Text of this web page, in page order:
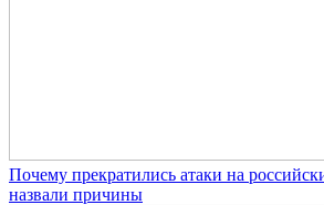
Почему прекратились атаки на
назвали причины